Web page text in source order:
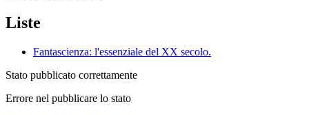
Liste
Fantascienza: l'essenziale del XX secolo.
Stato pubblicato correttamente
Errore nel pubblicare lo stato